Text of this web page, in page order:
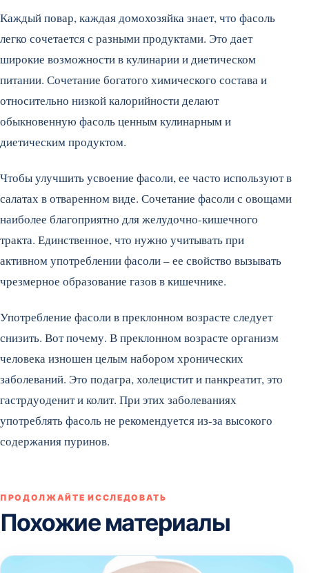
Каждый повар, каждая домохозяйка знает, что фасоль
легко сочетается с разными продуктами. Это дает
широкие возможности в кулинарии и диетическом
питании. Сочетание богатого химического состава и
относительно низкой калорийности делают
обыкновенную фасоль ценным кулинарным и
диетическим продуктом.
Чтобы улучшить усвоение фасоли, ее часто используют в
салатах в отваренном виде. Сочетание фасоли с овощами
наиболее благоприятно для желудочно-кишечного
тракта. Единственное, что нужно учитывать при
активном употреблении фасоли – ее свойство вызывать
чрезмерное образование газов в кишечнике.
Употребление фасоли в преклонном возрасте следует
снизить. Вот почему. В преклонном возрасте организм
человека изношен целым набором хронических
заболеваний. Это подагра, холецистит и панкреатит, это
гастрдуоденит и колит. При этих заболеваниях
употреблять фасоль не рекомендуется из-за высокого
содержания пуринов.
ПРОДОЛЖАЙТЕ ИССЛЕДОВАТЬ
Похожие материалы